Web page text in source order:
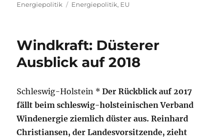
am
Energiepolitik
Schlagwörter
Energiepolitik, EU
Windkraft: Düsterer
Ausblick auf 2018
Schleswig-Holstein *Der Rückblick auf 2017
fällt beim schleswig-holsteinischen Verband
Windenergie ziemlich düster aus. Reinhard
Christiansen, der Landesvorsitzende, zieht